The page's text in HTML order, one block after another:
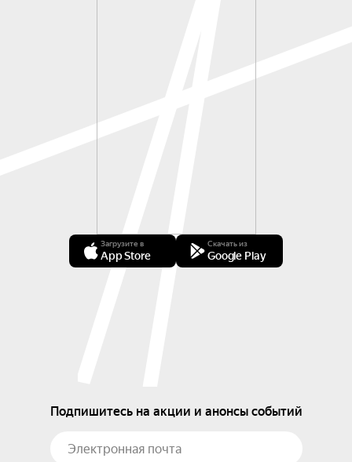
Загрузите в
App Store
Скачать из
Google Play
Подпишитесь на акции и анонсы событий